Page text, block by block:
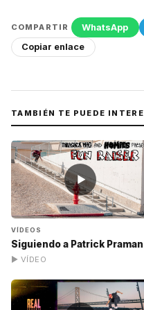
COMPARTIR WhatsApp
Copiar enlace
TAMBIÉN TE PUEDE
▶
VÍDEOS
Siguiendo a Patrick Praman
▶ VÍDEO